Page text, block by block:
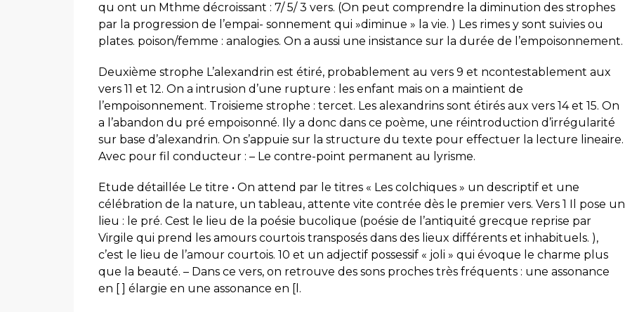
qu ont un Mthme décroissant : 7/ 5/ 3 vers. (On peut comprendre la diminution des strophes
par la progression de l’empai- sonnement qui »diminue » la vie. ) Les rimes y sont suivies ou
plates. poison/femme : analogies. On a aussi une insistance sur la durée de l’empoisonnement.
Deuxième strophe L’alexandrin est étiré, probablement au vers 9 et ncontestablement aux
vers 11 et 12. On a intrusion d’une rupture : les enfant mais on a maintient de
l’empoisonnement. Troisieme strophe : tercet. Les alexandrins sont étirés aux vers 14 et 15. On
a l’abandon du pré empoisonné. Ily a donc dans ce poème, une réintroduction d’irrégularité
sur base d’alexandrin. On s’appuie sur la structure du texte pour effectuer la lecture lineaire.
Avec pour fil conducteur : – Le contre-point permanent au lyrisme.
Etude détaillée Le titre • On attend par le titres « Les colchiques » un descriptif et une
célébration de la nature, un tableau, attente vite contrée dès le premier vers. Vers 1 Il pose un
lieu : le pré. Cest le lieu de la poésie bucolique (poésie de l’antiquité grecque reprise par
Virgile qui prend les amours courtois transposés dans des lieux différents et inhabituels. ),
c’est le lieu de l’amour courtois. 10 et un adjectif possessif « joli » qui évoque le charme plus
que la beauté. – Dans ce vers, on retrouve des sons proches très fréquents : une assonance
en [ ] élargie en une assonance en [l.